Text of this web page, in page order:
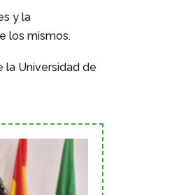
y la
los mismos.
la Universidad de